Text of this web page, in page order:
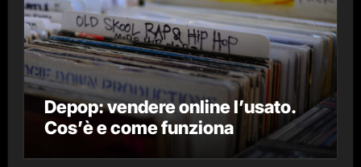
Depop: vendere online l’usato.
Cos’è e come funziona